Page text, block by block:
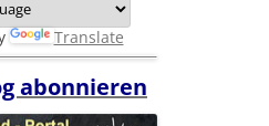
Translate
abonnieren